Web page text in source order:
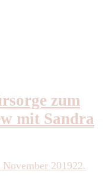
zum
mit Sandra
November 201922.